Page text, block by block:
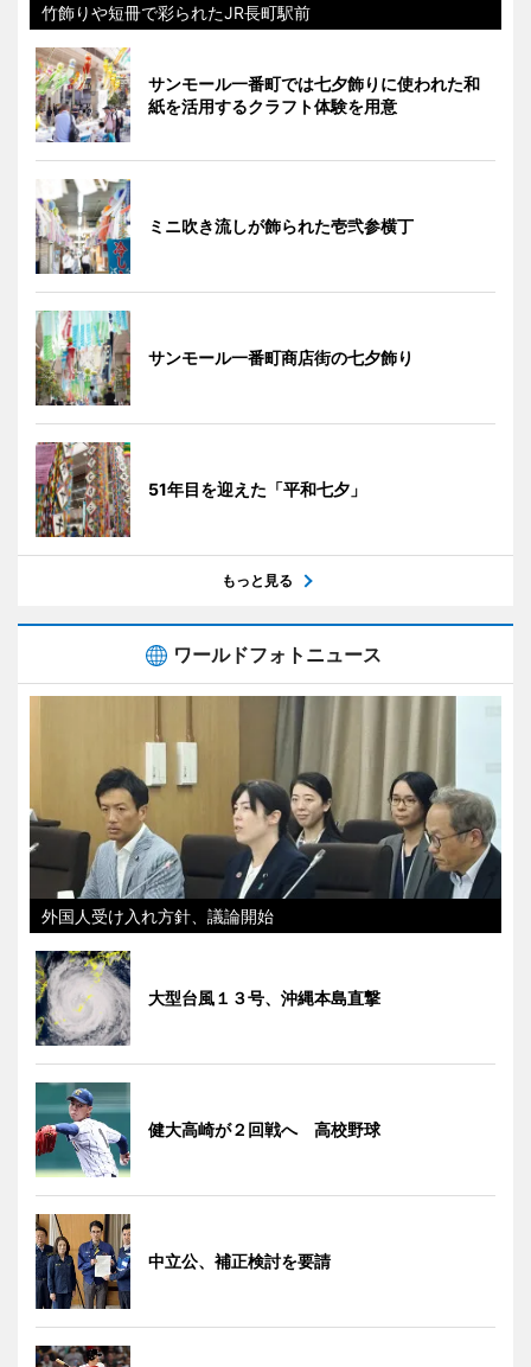
竹飾りや短冊で彩られたJR長町駅前
サンモール一番町では七夕飾りに使われた和
紙を活用するクラフト体験を用意
ミニ吹き流しが飾られた壱弐参横丁
サンモール一番町商店街の七夕飾り
51年目を迎えた「平和七夕」
もっと見る
ワールドフォトニュース
外国人受け入れ方針、議論開始
大型台風１３号、沖縄本島直撃
健大高崎が２回戦へ 高校野球
中立公、補正検討を要請